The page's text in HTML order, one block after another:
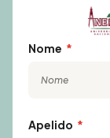
Nome
Apelido